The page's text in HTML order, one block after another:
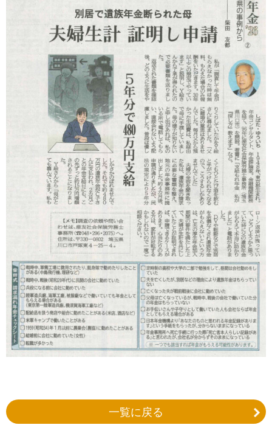
一覧に戻る